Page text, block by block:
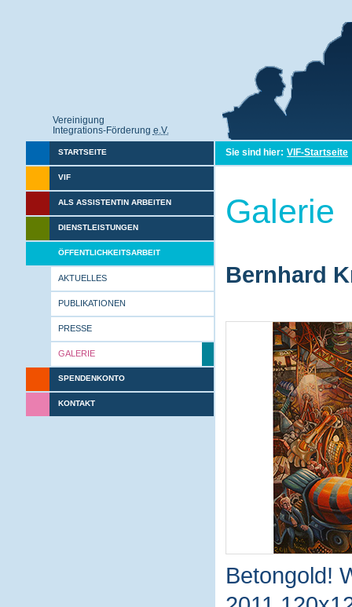
Vereinigung
Integrations-Förderung e.V.
STARTSEITE
VIF
ALS ASSISTENTIN ARBEITEN
DIENSTLEISTUNGEN
ÖFFENTLICHKEITSARBEIT
AKTUELLES
PUBLIKATIONEN
PRESSE
GALERIE
SPENDENKONTO
KONTAKT
Sie sind hier: VIF-Startseite
Galerie
Bernhard
Betongold!